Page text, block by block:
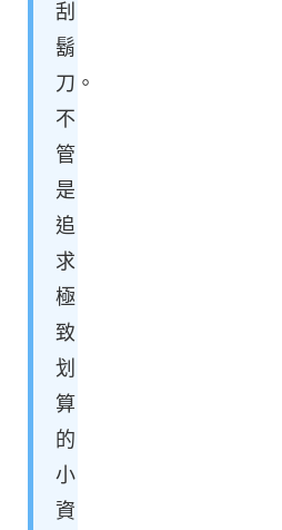
刮
鬍
刀。
不
管
是
追
求
極
致
划
算
的
小
資